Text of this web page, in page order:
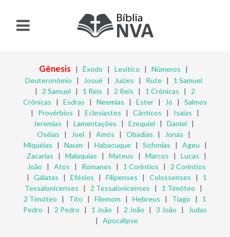
Gênesis | Êxodo | Levítico | Números |
Deuteronômio | Josué| Juízes | Rute| 1 Samuel
| 2 Samuel | 1 Reis | 2 Reis | 1 Crônicas | 2
Crônicas | Esdras | Neemias | Ester | Jó | Salmos
| Provérbios | Eclesiastes | Cânticos | Isaías |
Jeremias | Lamentações | Ezequiel | Daniel |
Oséias | Joel | Amós | Obadias | Jonas |
Miquéias | Naum | Habacuque| Sofonias | Ageu |
Zacarias | Malaquias | Mateus | Marcos | Lucas |
João | Atos | Romanos | 1 Coríntios | 2 Coríntios
| Gálatas | Efésios | Filipenses | Colossenses | 1
Tessalonicenses | 2 Tessalonicenses | 1 Timóteo |
2 Timóteo | Tito | Filemom | Hebreus | Tiago | 1
Pedro | 2 Pedro | 1 João | 2 João | 3 João |
Judas
| Apocalipse